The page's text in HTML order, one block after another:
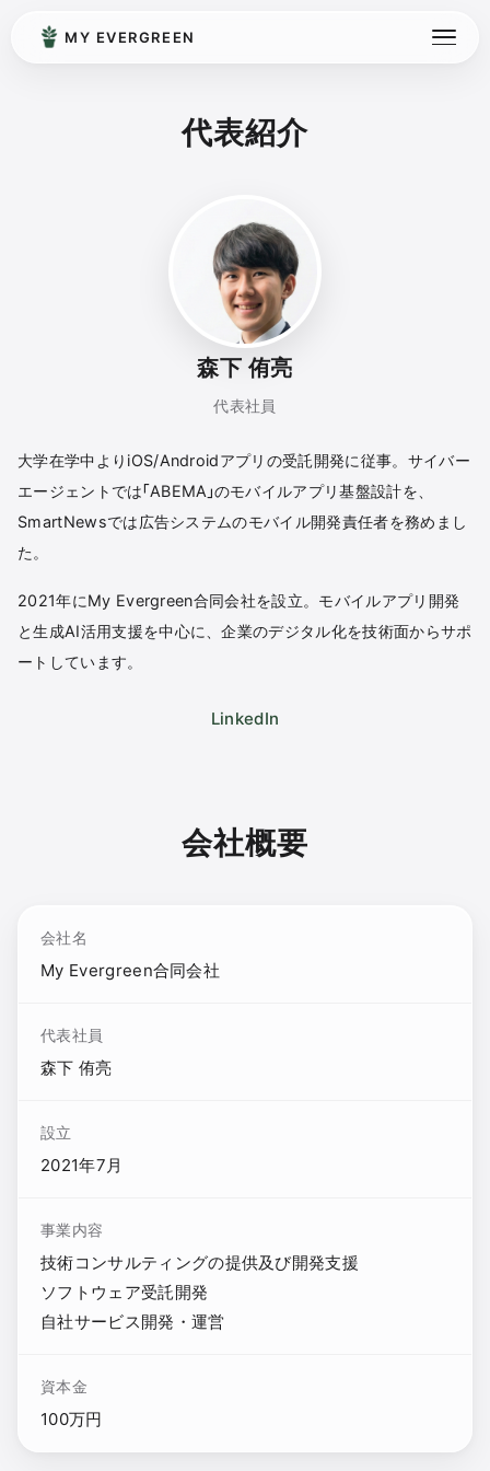
MY EVERGREEN
代表紹介
森下 侑亮
代表社員
大学在学中よりiOS/Androidアプリの受託開発に従事。サイバー
エージェントでは「ABEMA」のモバイルアプリ基盤設計を、
SmartNewsでは広告システムのモバイル開発責任者を務めまし
た。
2021年にMy Evergreen合同会社を設立。モバイルアプリ開発
と生成AI活用支援を中心に、企業のデジタル化を技術面からサポ
ートしています。
LinkedIn
会社概要
会社名
My Evergreen合同会社
代表社員
森下 侑亮
設立
2021年7月
事業内容
技術コンサルティングの提供及び開発支援
ソフトウェア受託開発
自社サービス開発・運営
資本金
100万円